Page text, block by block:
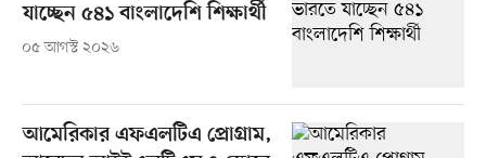
যাচ্ছেন ৫৪১ বাংলাদেশি শিক্ষার্থী
০৫ আগস্ট ২০২৬
আমেরিকার এফএলটিএ প্রোগ্রাম,